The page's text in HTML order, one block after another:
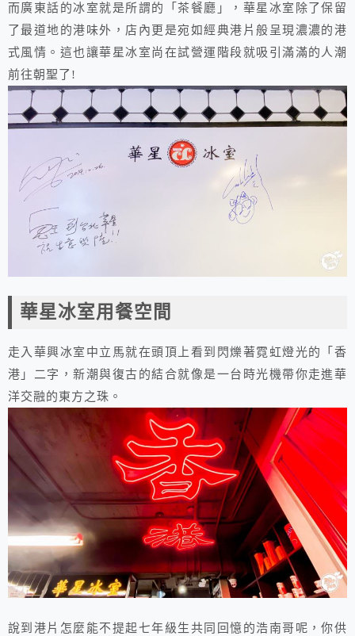
而廣東話的冰室就是所謂的「茶餐廳」，華星冰室除了保留
了最道地的港味外，店內更是宛如經典港片般呈現濃濃的港
式風情。這也讓華星冰室尚在試營運階段就吸引滿滿的人潮
前往朝聖了!
華星冰室用餐空間
走入華興冰室中立馬就在頭頂上看到閃爍著霓虹燈光的「香
港」二字，新潮與復古的結合就像是一台時光機帶你走進華
洋交融的東方之珠。
說到港片怎麼能不提起七年級生共同回憶的浩南哥呢，你供